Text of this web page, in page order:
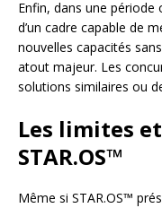
Enfin, dans une période
d’un cadre capable de
nouvelles capacités
atout majeur. Les
solutions similaires ou
Les limites
STAR.OS™
Même si STAR.OS™